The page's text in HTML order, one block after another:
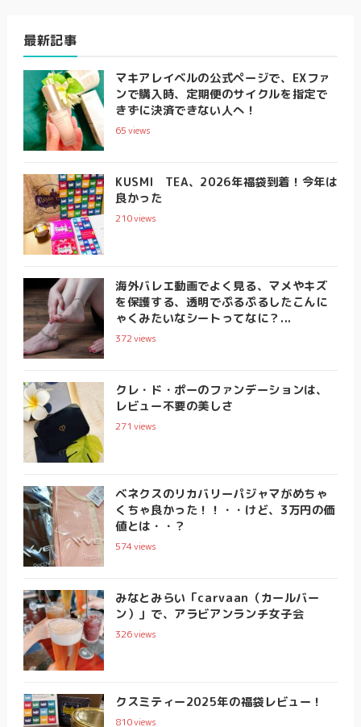
最新記事
マキアレイベルの公式ページで、EXファ
ンで購入時、定期便のサイクルを指定で
きずに決済できない人へ！
65views
KUSMI TEA、2026年福袋到着！今年は
良かった
210views
海外バレエ動画でよく見る、マメやキズ
を保護する、透明でぷるぷるしたこんに
ゃくみたいなシートってなに？...
372views
クレ・ド・ポーのファンデーションは、
レビュー不要の美しさ
271 views
ベネクスのリカバリーパジャマがめちゃ
くちゃ良かった！！・・けど、3万円の価
値とは・・？
574views
みなとみらい「carvaan（カールバー
ン）」で、アラビアンランチ女子会
326views
クスミティー2025年の福袋レビュー！
810views